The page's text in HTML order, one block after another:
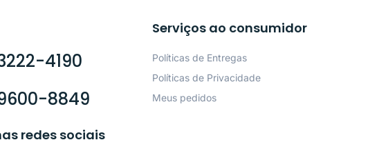
4190
8849
redes sociais
Serviços ao consumidor
Políticas de Entregas
Políticas de Privacidade
Meus pedidos